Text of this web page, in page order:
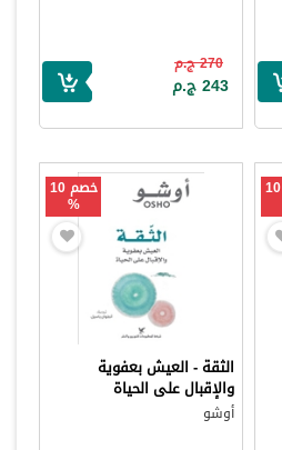
270 ج.م
243 ج.م
خصم 10 خصم 10
%
الثقة - العيش بعفوية
والإقبال على الحياة
أوشو